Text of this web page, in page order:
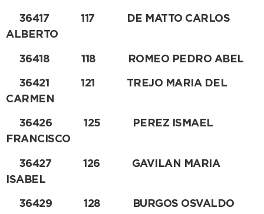
36417 117 DE MATTO CARLOS
ALBERTO
36418 118 ROMEO PEDRO ABEL
36421 121 TREJO MARIA DEL
CARMEN
36426 125 PEREZ ISMAEL
FRANCISCO
36427 126 GAVILAN MARIA
ISABEL
36429 128 BURGOS OSVALDO